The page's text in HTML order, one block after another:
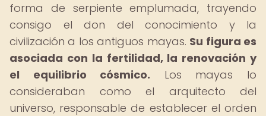
forma de serpiente emplumada, trayendo
consigo el don del conocimiento y la
civilización a los antiguos mayas. Su figura es
asociada con la fertilidad, la renovación y
el equilibrio cósmico. Los mayas lo
consideraban como el arquitecto del
universo, responsable de establecer el orden